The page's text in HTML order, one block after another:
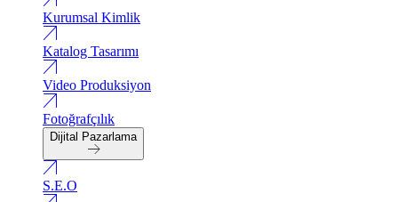
Kurumsal Kimlik
Katalog Tasarımı
Video Produksiyon
Fotoğrafçılık
Dijital Pazarlama
S.E.O